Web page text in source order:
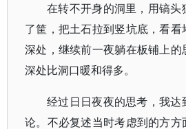
在转不开身的洞里，用镐头
了筐，把土石拉到竖坑底，看
深处，继续前一夜躺在板铺上
深处比洞口暖和得多。
经过日日夜夜的思考，我
论。不必复述当时考虑到的方方